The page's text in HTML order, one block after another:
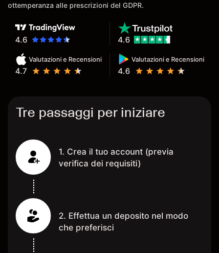
ottemperanza alle prescrizioni del GDPR.
4.6
Valutazioni e Recensioni
4.7
Valutazioni e Recensioni
4.6
4.6
Tre passaggi per iniziare
1. Crea il tuo account (previa
verifica dei requisiti)
2. Effettua un deposito nel modo
che preferisci